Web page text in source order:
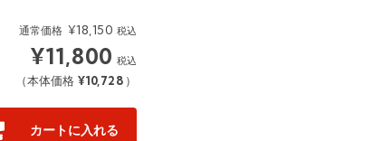
通常価格 ¥18,150 税込
¥11,800 税込
（本体価格¥10,728 ）
カートに入れる